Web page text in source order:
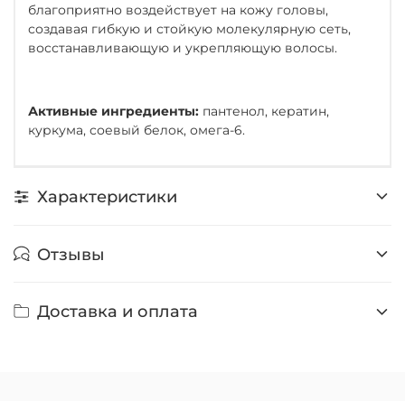
благоприятно воздействует на кожу головы,
создавая гибкую и стойкую молекулярную сеть,
восстанавливающую и укрепляющую волосы.
Активные ингредиенты: пантенол, кератин,
куркума, соевый белок, омега-6.
Характеристики
Отзывы
Доставка и оплата